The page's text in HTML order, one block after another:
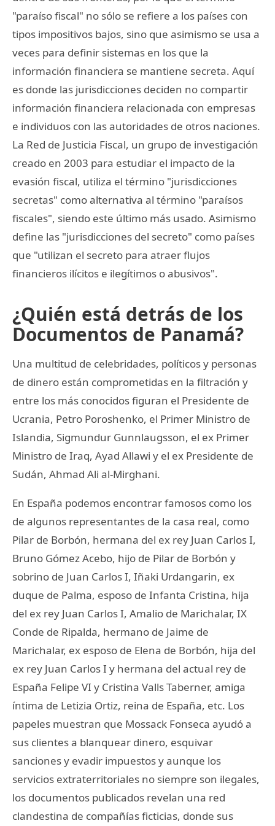
"paraíso fiscal" no sólo se refiere a los países con
tipos impositivos bajos, sino que asimismo se usa a
veces para definir sistemas en los que la
información financiera se mantiene secreta. Aquí
es donde las jurisdicciones deciden no compartir
información financiera relacionada con empresas
e individuos con las autoridades de otros naciones.
La Red de Justicia Fiscal, un grupo de investigación
creado en 2003 para estudiar el impacto de la
evasión fiscal, utiliza el término "jurisdicciones
secretas" como alternativa al término "paraísos
fiscales", siendo este último más usado. Asimismo
define las "jurisdicciones del secreto" como países
que "utilizan el secreto para atraer flujos
financieros ilícitos e ilegítimos o abusivos".
¿Quién está detrás de los
Documentos de Panamá?
Una multitud de celebridades, políticos y personas
de dinero están comprometidas en la filtración y
entre los más conocidos figuran el Presidente de
Ucrania, Petro Poroshenko, el Primer Ministro de
Islandia, Sigmundur Gunnlaugsson, el ex Primer
Ministro de Iraq, Ayad Allawi y el ex Presidente de
Sudán, Ahmad Ali al-Mirghani.
En España podemos encontrar famosos como los
de algunos representantes de la casa real, como
Pilar de Borbón, hermana del ex rey Juan Carlos I,
Bruno Gómez Acebo, hijo de Pilar de Borbón y
sobrino de Juan Carlos I, Iñaki Urdangarin, ex
duque de Palma, esposo de Infanta Cristina, hija
del ex rey Juan Carlos I, Amalio de Marichalar, IX
Conde de Ripalda, hermano de Jaime de
Marichalar, ex esposo de Elena de Borbón, hija del
ex rey Juan Carlos I y hermana del actual rey de
España Felipe VI y Cristina Valls Taberner, amiga
íntima de Letizia Ortiz, reina de España, etc. Los
papeles muestran que Mossack Fonseca ayudó a
sus clientes a blanquear dinero, esquivar
sanciones y evadir impuestos y aunque los
servicios extraterritoriales no siempre son ilegales,
los documentos publicados revelan una red
clandestina de compañías ficticias, donde sus